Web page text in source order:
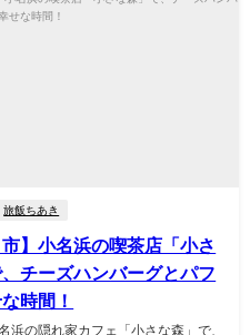
旅飯ちあき
市】小名浜の喫茶店「小さ
チーズハンバーグとパフ
時間！
浜の隠れ家カフェ「小さな森」で、